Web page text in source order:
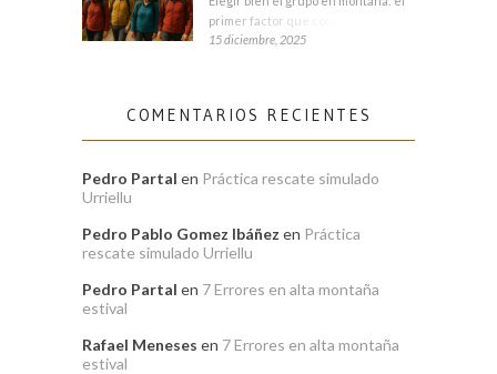
primer factor que condiciona tu
15 diciembre, 2025
COMENTARIOS RECIENTES
Pedro Partal en Práctica rescate simulado
Urriellu
Pedro Pablo Gomez Ibáñez en Práctica
rescate simulado Urriellu
Pedro Partal en 7 Errores en alta montaña
estival
Rafael Meneses en 7 Errores en alta montaña
estival